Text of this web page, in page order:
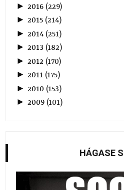
► 2016 (229)
►2015 (214)
► 2014 (251)
►2013 (182)
► 2012 (170)
►2011 (175)
► 2010 (153)
►2009 (101)
HÁGASE